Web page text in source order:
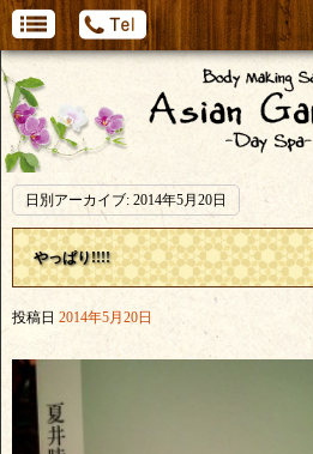
日別アーカイブ: 2014年5月20日
やっぱり!!!!
投稿日 2014年5月20日